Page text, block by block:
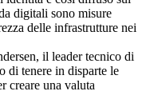
digitali sono misure
delle infrastrutture nei
il leader tecnico di
di tenere in disparte le
creare una valuta